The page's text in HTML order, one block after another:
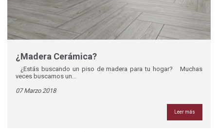
¿Madera Cerámica?
¿Estás buscando un piso de madera para tu hogar? Muchas
veces buscamos un...
07 Marzo 2018
Leer más